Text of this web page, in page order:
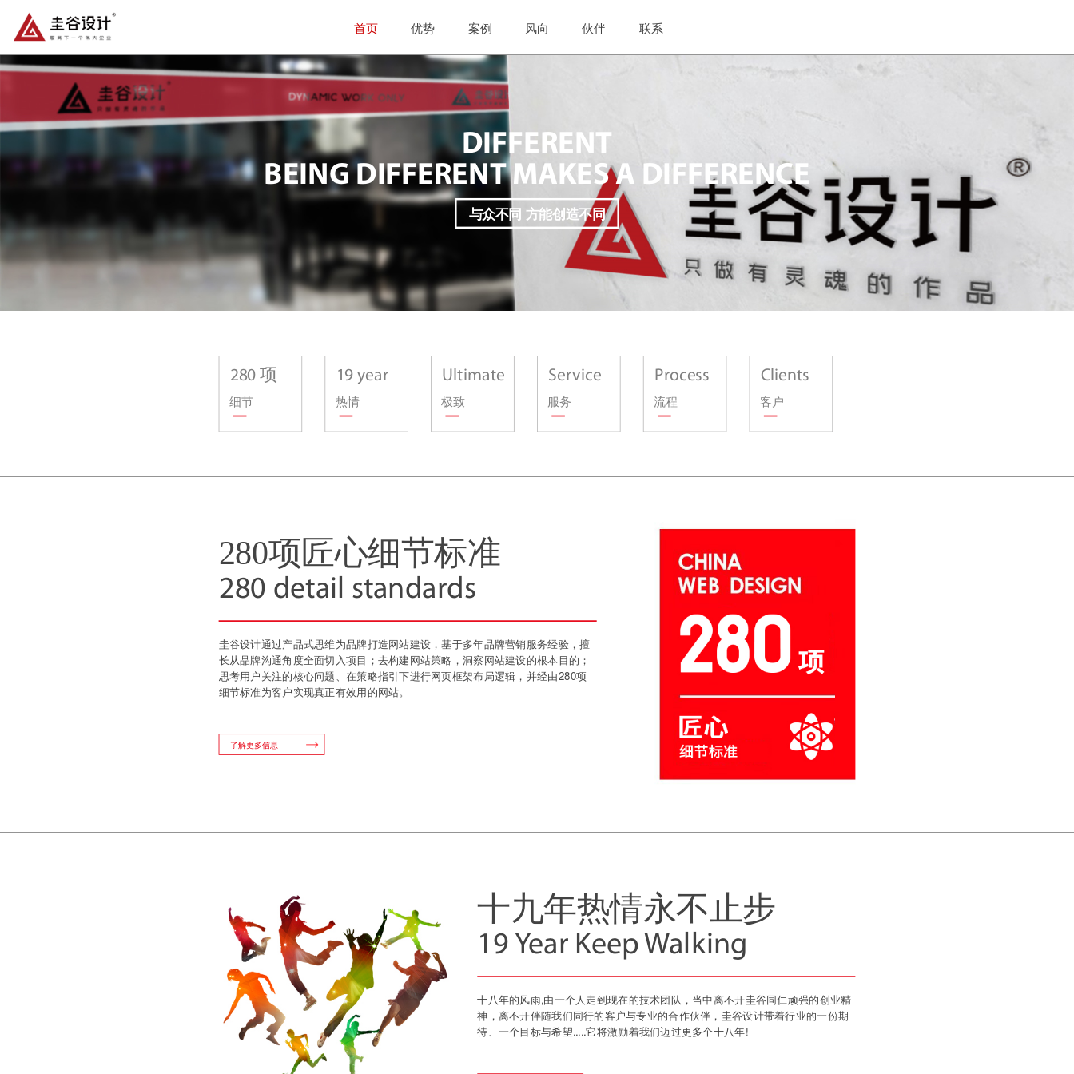
首页 优势 案例 风向 伙伴 联系
DIFFERENT
BEING DIFFERENT MAKES A DIFFERENCE
与众不同 方能创造不同
280 项
细节
19 year
热情
Ultimate
极致
Service
服务
Process
流程
Clients
客户
280项匠心细节标准
280 detail standards
圭谷设计通过产品式思维为品牌打造网站建设，基于多年品牌营销服务经验，擅
长从品牌沟通角度全面切入项目；去构建网站策略，洞察网站建设的根本目的；
思考用户关注的核心问题、在策略指引下进行网页框架布局逻辑，并经由280项
细节标准为客户实现真正有效用的网站。
了解更多信息
十九年热情永不止步
19 Year Keep Walking
十八年的风雨,由一个人走到现在的技术团队，当中离不开圭谷同仁顽强的创业精
神，离不开伴随我们同行的客户与专业的合作伙伴，圭谷设计带着行业的一份期
待、一个目标与希望.....它将激励着我们迈过更多个十八年!